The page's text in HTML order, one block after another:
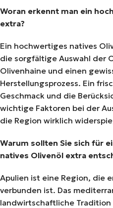
Woran erkennt man ein
extra?
Ein hochwertiges natives
die sorgfältige Auswahl der
Olivenhaine und einen
Herstellungsprozess. Ein
Geschmack und die
wichtige Faktoren bei der
die Region wirklich
Warum sollten Sie sich für
natives Olivenöl extra
Apulien ist eine Region, die
verbunden ist. Das
landwirtschaftliche